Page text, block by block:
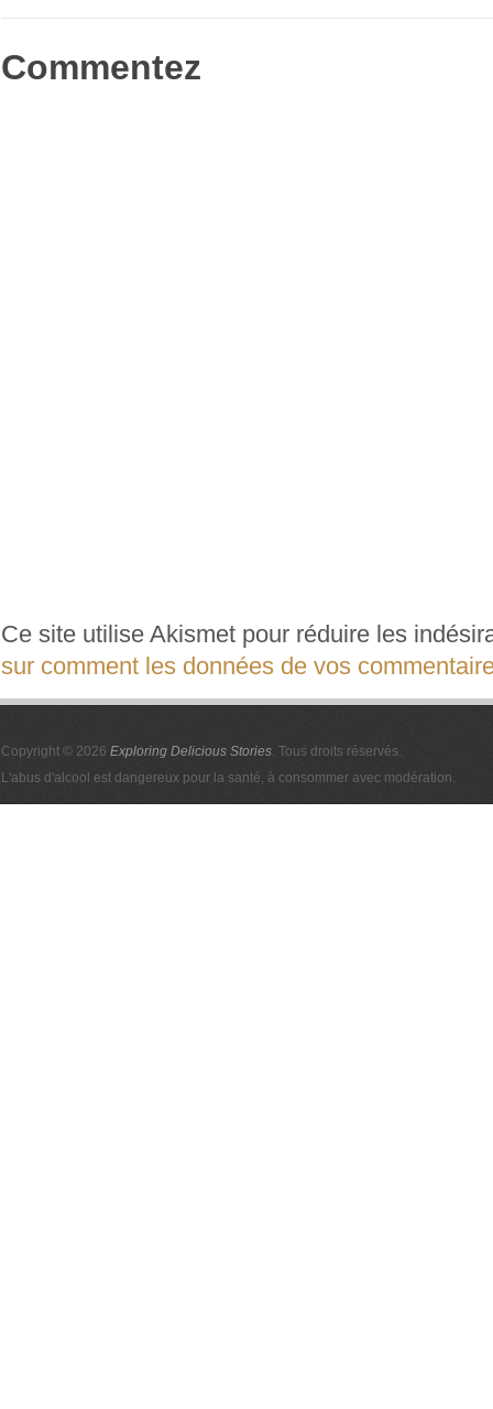
Commentez
Ce site utilise Akismet pour réduire les
sur comment les données de vos
Copyright © 2026 Exploring Delicious Stories. Tous droits réservés.
L'abus d'alcool est dangereux pour la santé, à consommer avec modération.